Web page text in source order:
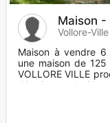
Maison -
Vollore-Ville
Maison à vendre 6
une maison de
VOLLORE VILLE
40 minutes de CL